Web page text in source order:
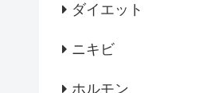
ダイエット
ニキビ
ホルモン